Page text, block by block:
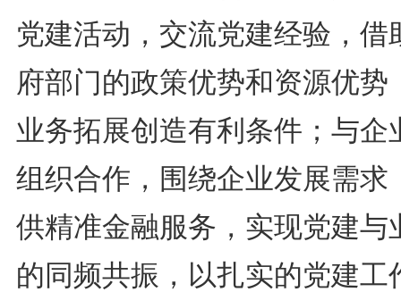
党建活动，交流党建经验，借
府部门的政策优势和资源优势
业务拓展创造有利条件；与企
组织合作，围绕企业发展需求
供精准金融服务，实现党建与
的同频共振，以扎实的党建工